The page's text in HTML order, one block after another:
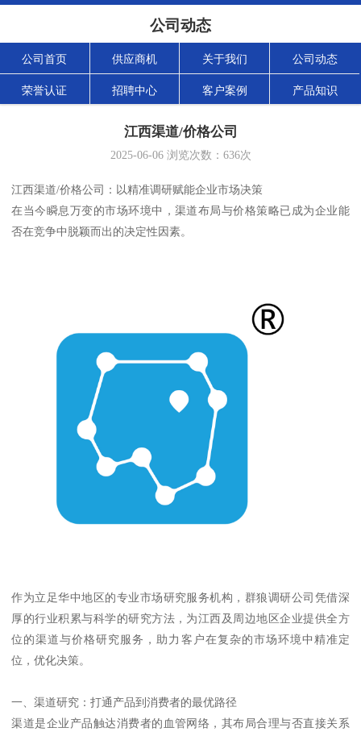
公司动态
公司首页 供应商机 关于我们 公司动态
荣誉认证 招聘中心 客户案例 产品知识
江西渠道/价格公司
2025-06-06浏览次数： 636次
江西渠道/价格公司：以精准调研赋能企业市场决策
在当今瞬息万变的市场环境中，渠道布局与价格策略已成为企业能
否在竞争中脱颖而出的决定性因素。
作为立足华中地区的专业市场研究服务机构，群狼调研公司凭借深
厚的行业积累与科学的研究方法，为江西及周边地区企业提供全方
位的渠道与价格研究服务，助力客户在复杂的市场环境中精准定
位，优化决策。
一、渠道研究：打通产品到消费者的最优路径
渠道是企业产品触达消费者的血管网络，其布局合理与否直接关系